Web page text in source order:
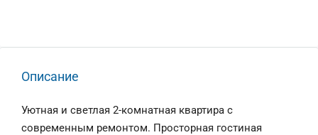
Описание
Уютная и светлая 2-комнатная квартира с
современным ремонтом. Просторная гостиная